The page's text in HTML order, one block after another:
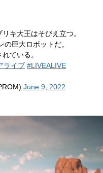
キ大王はそびえ立つ。
巨大ロボットだ。
ている。
ライブ #LIVEALIVE
June 9, 2022